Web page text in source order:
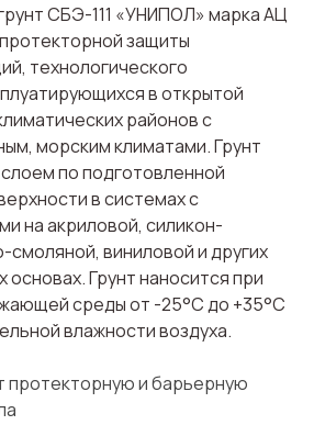
СБЭ-111 «УНИПОЛ» марка АЦ
защиты
технологического
в открытой
районов с
морским климатами. Грунт
по подготовленной
в системах с
на акриловой, силикон-
смоляной, виниловой и других
Грунт наносится при
среды от -25°С до +35°С
влажности воздуха.
протекторную и барьерную